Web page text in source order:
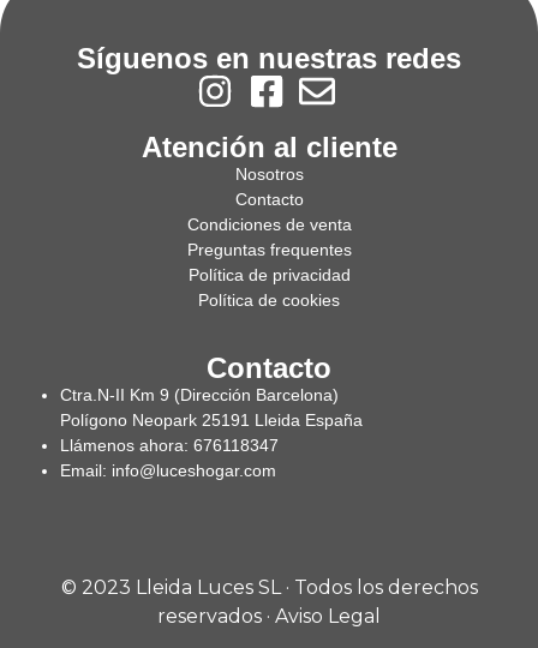
Síguenos en nuestras redes
Atención al cliente
Nosotros
Contacto
Condiciones de venta
Preguntas frequentes
Política de privacidad
Política de cookies
Contacto
Ctra.N-II Km 9 (Dirección Barcelona)
Polígono Neopark 25191 Lleida España
Llámenos ahora: 676118347
Email: info@luceshogar.com
© 2023 Lleida Luces SL · Todos los derechos
reservados · Aviso Legal